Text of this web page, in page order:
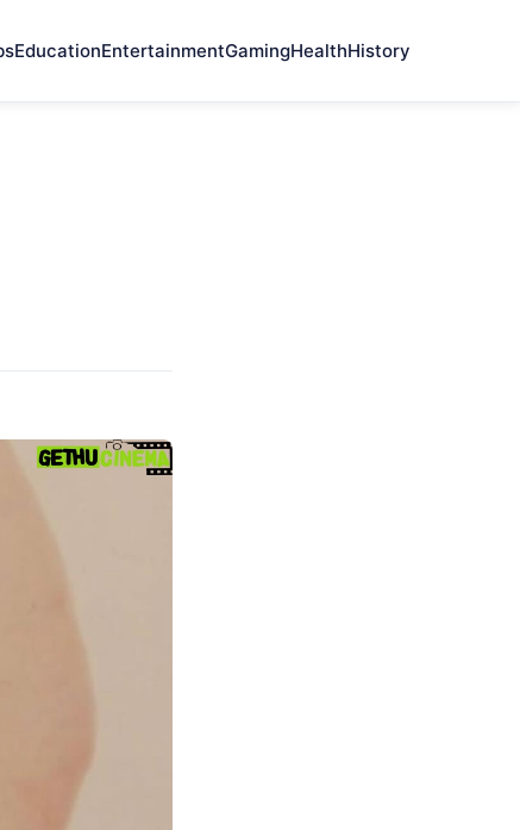
EducationEntertainmentGamingHealthHistory